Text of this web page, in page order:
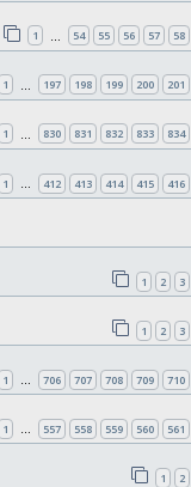
1 54 55 56 57 58
1 197 198 199 200 201
1 830 831 832 833 834
1 412 413 414 415 416
1 2 3
1 2 3
1 … 706 707 708 709 710
1 … 557 558 559 560 561
1 2